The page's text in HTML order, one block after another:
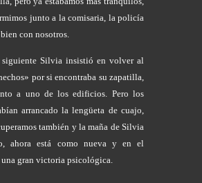
junto a la comisaria, la policía
con nosotros.
siguiente Silvia insistió en volver al
por si encontraba su zapatilla,
a uno de los edificios. Pero los
arrancado la lengüeta de cuajo,
también y la maña de Silvia
ahora está como nueva y en el
gran victoria psicológica.